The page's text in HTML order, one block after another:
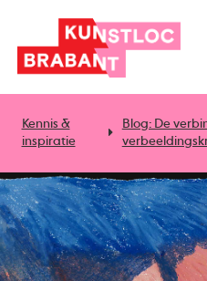
Kennis &
inspiratie
Blog: De